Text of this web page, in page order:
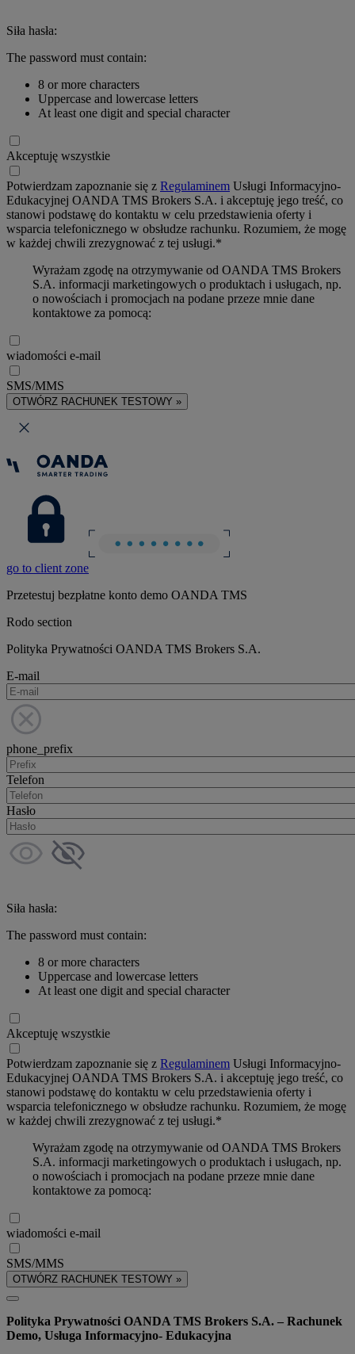
Siła hasła:
The password must contain:
8 or more characters
Uppercase and lowercase letters
At least one digit and special character
Akceptuję wszystkie
Potwierdzam zapoznanie się z Regulaminem Usługi Informacyjno-
Edukacyjnej OANDA TMS Brokers S.A. i akceptuję jego treść, co
stanowi podstawę do kontaktu w celu przedstawienia oferty i
wsparcia telefonicznego w obsłudze rachunku. Rozumiem, że mogę
w każdej chwili zrezygnować z tej usługi.*
Wyrażam zgodę na otrzymywanie od OANDA TMS Brokers
S.A. informacji marketingowych o produktach i usługach, np.
o nowościach i promocjach na podane przeze mnie dane
kontaktowe za pomocą:
wiadomości e-mail
SMS/MMS
OTWÓRZ RACHUNEK TESTOWY »
go to client zone
Przetestuj bezpłatne konto demo OANDA TMS
Rodo section
Polityka Prywatności OANDA TMS Brokers S.A.
E-mail
phone_prefix
Telefon
Hasło
Siła hasła:
The password must contain:
8 or more characters
Uppercase and lowercase letters
At least one digit and special character
Akceptuję wszystkie
Potwierdzam zapoznanie się z Regulaminem Usługi Informacyjno-
Edukacyjnej OANDA TMS Brokers S.A. i akceptuję jego treść, co
stanowi podstawę do kontaktu w celu przedstawienia oferty i
wsparcia telefonicznego w obsłudze rachunku. Rozumiem, że mogę
w każdej chwili zrezygnować z tej usługi.*
Wyrażam zgodę na otrzymywanie od OANDA TMS Brokers
S.A. informacji marketingowych o produktach i usługach, np.
o nowościach i promocjach na podane przeze mnie dane
kontaktowe za pomocą:
wiadomości e-mail
SMS/MMS
OTWÓRZ RACHUNEK TESTOWY »
Polityka Prywatności OANDA TMS Brokers S.A. – Rachunek
Demo, Usługa Informacyjno- Edukacyjna